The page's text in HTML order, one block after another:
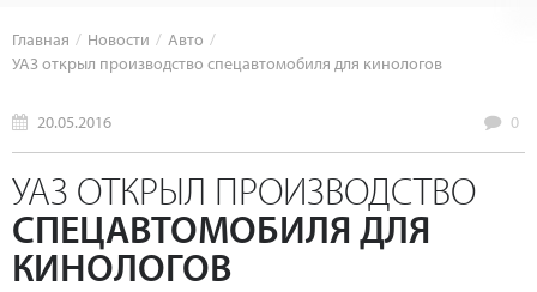
Главная Новости
Авто
УАЗ открыл производство спецавтомобиля для кинологов
20.05.2016 0
УАЗ ОТКРЫЛ ПРОИЗВОДСТВО
СПЕЦАВТОМОБИЛЯ ДЛЯ
КИНОЛОГОВ